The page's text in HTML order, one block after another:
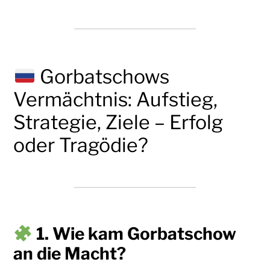
Gorbatschows
Vermächtnis: Aufstieg,
Strategie, Ziele – Erfolg
oder Tragödie?
1. Wie kam Gorbatschow
an die Macht?